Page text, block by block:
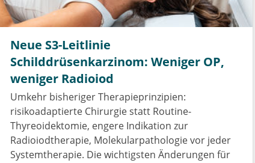
Neue S3-Leitlinie
Schilddrüsenkarzinom: Weniger OP,
weniger Radioiod
Umkehr bisheriger Therapieprinzipien:
risikoadaptierte Chirurgie statt Routine-
Thyreoidektomie, engere Indikation zur
Radioiodtherapie, Molekularpathologie vor jeder
Systemtherapie. Die wichtigsten Änderungen für